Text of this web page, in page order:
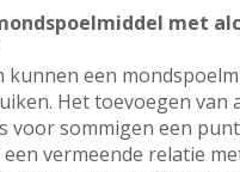
met
kunnen een
Het toevoegen van
voor sommigen een
vermeende relatie